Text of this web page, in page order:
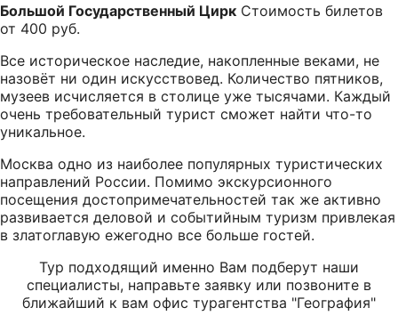
Большой Государственный Цирк Стоимость билетов
от 400 руб.
Все историческое наследие, накопленные веками, не
назовёт ни один искусствовед. Количество пятников,
музеев исчисляется в столице уже тысячами. Каждый
очень требовательный турист сможет найти что-то
уникальное.
Москва одно из наиболее популярных туристических
направлений России. Помимо экскурсионного
посещения достопримечательностей так же активно
развивается деловой и событийным туризм привлекая
в златоглавую ежегодно все больше гостей.
Тур подходящий именно Вам подберут наши
специалисты, направьте заявку или позвоните в
ближайший к вам офис турагентства "География"